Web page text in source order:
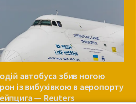
автобуса збив ногою
із вибухівкою в аеропорту
— Reuters